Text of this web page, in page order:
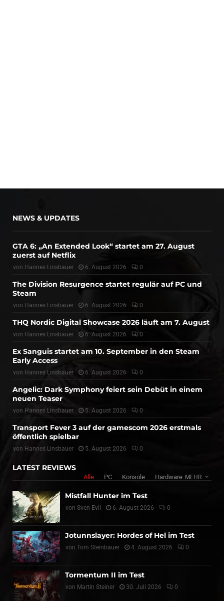
NEWS & UPDATES
GTA 6: „An Extended Look“ startet am 27. August
zuerst auf Netflix
von Hannes Linsbauer 6. August 2026 0
The Division Resurgence startet regulär auf PC und
Steam
von Hannes Linsbauer 6. August 2026 0
THQ Nordic Digital Showcase 2026 läuft am 7. August
von Hannes Linsbauer 6. August 2026 0
Ex Sanguis startet am 10. September in den Steam
Early Access
von Hannes Linsbauer 6. August 2026 0
Angelic: Dark Symphony feiert sein Debüt in einem
neuen Teaser
von Hannes Linsbauer 5. August 2026 0
Transport Fever 3 auf der gamescom 2026 erstmals
öffentlich spielbar
von Hannes Linsbauer 5. August 2026 0
LATEST REVIEWS
Alle PC Konsole Hardware MEHR
Mistfall Hunter im Test
von Sven Evil 6. August 2026 0
Jotunnslayer: Hordes of Hel im Test
von Tom Steinbauer 4. August 2026 0
Tormentum II im Test
von Martin Steiner 30. Juli 2026 0